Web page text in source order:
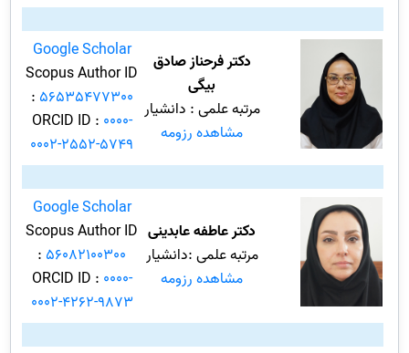
دکتر فرحناز صادق
بیگی
مرتبه علمی : دانشیار
مشاهده رزومه
Google Scholar
Scopus Author ID
: 56535477300
ORCID ID : 0000-
0002-2552-5749
دکتر عاطفه عابدینی
مرتبه علمی :دانشیار
مشاهده رزومه
Google Scholar
Scopus Author ID
: 56082100300
ORCID ID : 0000-
0002-4262-9873